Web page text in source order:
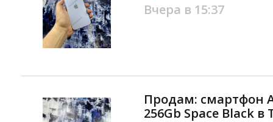
Вчера в 15:37
Продам: смартфон
256Gb Space Black в